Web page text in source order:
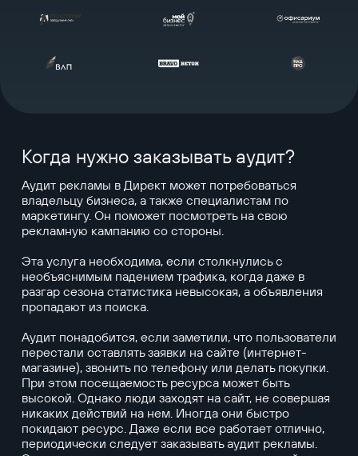
Когда нужно заказывать аудит?
Аудит рекламы в Директ может потребоваться
владельцу бизнеса, а также специалистам по
маркетингу. Он поможет посмотреть на свою
рекламную кампанию со стороны.
Эта услуга необходима, если столкнулись с
необъяснимым падением трафика, когда даже в
разгар сезона статистика невысокая, а объявления
пропадают из поиска.
Аудит понадобится, если заметили, что пользователи
перестали оставлять заявки на сайте (интернет-
магазине), звонить по телефону или делать покупки.
При этом посещаемость ресурса может быть
высокой. Однако люди заходят на сайт, не совершая
никаких действий на нем. Иногда они быстро
покидают ресурс. Даже если все работает отлично,
периодически следует заказывать аудит рекламы.